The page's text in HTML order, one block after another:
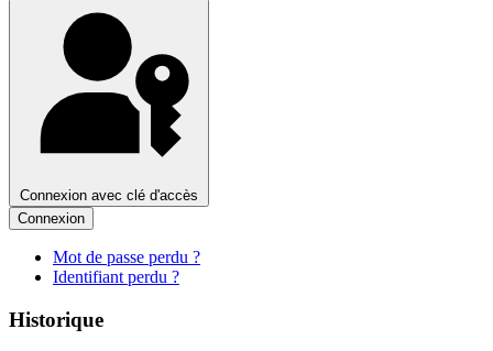
Connexion avec clé d'accès
Connexion
Mot de passe perdu ?
Identifiant perdu ?
Historique